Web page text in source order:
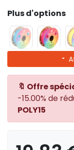
Plus d'options
🔖 Offre
-15.00% de
POLY15